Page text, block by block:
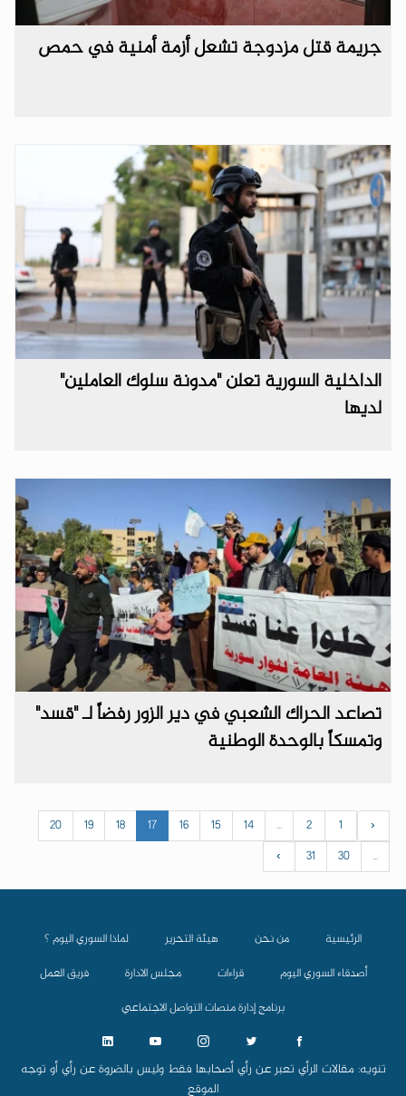
جريمة قتل مزدوجة تشعل أزمة أمنية في حمص
الداخلية السورية تعلن "مدونة سلوك العاملين"
لديها
تصاعد الحراك الشعبي في دير الزور رفضاً لـ "قسد"
وتمسكاً بالوحدة الوطنية
‹
1
2
...
14
15
16
17
18
19
20
...
30
31
›
الرئيسية من نحن هيئة التحرير
لماذا السوري اليوم ؟
أصدقاء السوري اليوم
قراءات مجلس الادارة
فريق العمل
برنامج إدارة منصات التواصل الاجتماعي
تنويه: مقالات الرأي تعبر عن رأي أصحابها فقط وليس بالضروة عن رأي أو توجه
الموقع